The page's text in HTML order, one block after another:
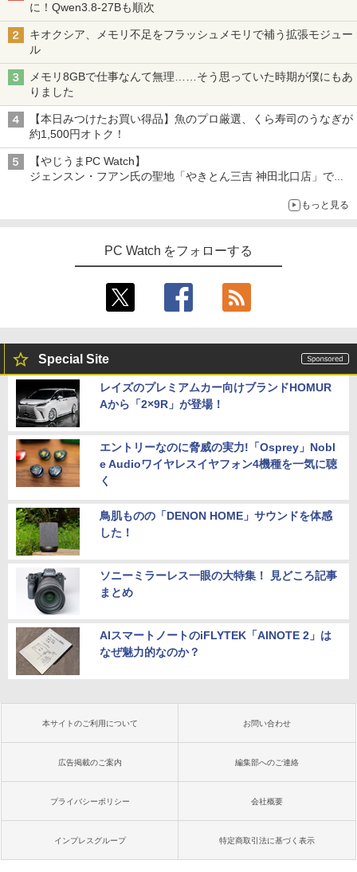
に！Qwen3.8-27Bも順次
キオクシア、メモリ不足をフラッシュメモリで補う拡張モジュー
ル
メモリ8GBで仕事なんて無理……そう思っていた時期が僕にもあ
りました
【本日みつけたお買い得品】魚のプロ厳選、くら寿司のうなぎが
約1,500円オトク！
【やじうまPC Watch】
ジェンスン・フアン氏の聖地「やきとん三吉 神田北口店」で
～コース名を変更したのはNVIDIAに怒られたからではないもっと見る
PC Watch をフォローする
Special Site
レイズのプレミアムカー向けブランドHOMUR
Aから「2×9R」が登場！
エントリーなのに脅威の実力!「Osprey」Nobl
e Audioワイヤレスイヤフォン4機種を一気に聴
く
鳥肌ものの「DENON HOME」サウンドを体感
した！
ソニーミラーレス一眼の大特集！ 見どころ記事
まとめ
AIスマートノートのiFLYTEK「AINOTE 2」は
なぜ魅力的なのか？
本サイトのご利用について お問い合わせ
広告掲載のご案内 編集部へのご連絡
プライバシーポリシー 会社概要
インプレスグループ 特定商取引法に基づく表示